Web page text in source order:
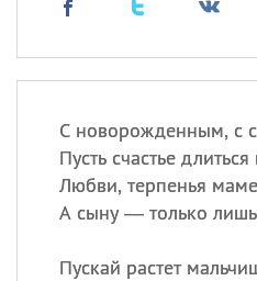
С новорожденным, с
Пусть счастье
Любви, терпенья
А сыну — только
Пускай растет